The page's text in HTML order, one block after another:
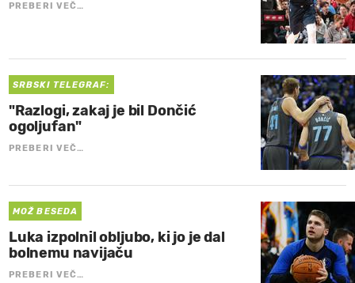
PREBERI VEČ…
SRBSKI TELEGRAF:
"Razlogi, zakaj je bil Dončić
ogoljufan"
PREBERI VEČ…
MOŽ BESEDA
Luka izpolnil obljubo, ki jo je dal
bolnemu navijaču
PREBERI VEČ…